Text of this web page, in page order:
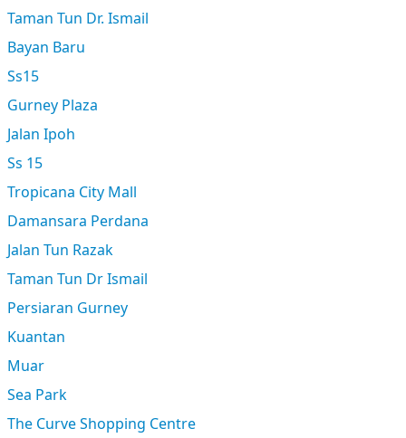
Taman Tun Dr. Ismail
Bayan Baru
Ss15
Gurney Plaza
Jalan Ipoh
Ss 15
Tropicana City Mall
Damansara Perdana
Jalan Tun Razak
Taman Tun Dr Ismail
Persiaran Gurney
Kuantan
Muar
Sea Park
The Curve Shopping Centre